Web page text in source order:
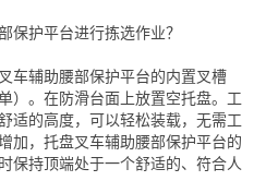
保护平台进行拣选作业？
车辅助腰部保护平台的内置叉槽
）。在防滑台面上放置空托盘。工
适的高度，可以轻松装载，无需工
加，托盘叉车辅助腰部保护平台的
保持顶端处于一个舒适的、符合人